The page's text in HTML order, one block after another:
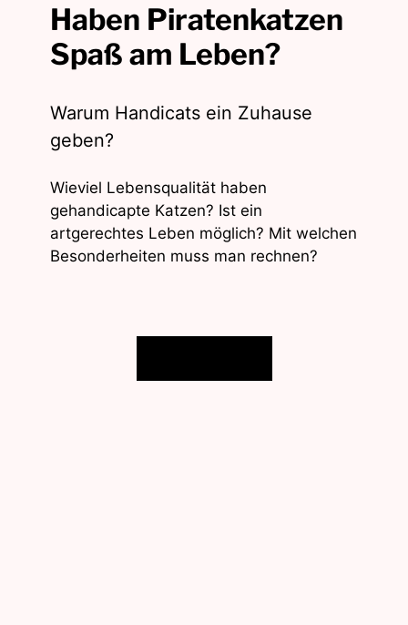
Haben Piratenkatzen
Spaß am Leben?
Warum Handicats ein Zuhause
geben?
Wieviel Lebensqualität haben
gehandicapte Katzen? Ist ein
artgerechtes Leben möglich? Mit welchen
Besonderheiten muss man rechnen?